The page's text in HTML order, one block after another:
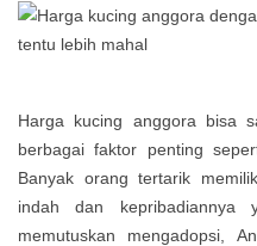
Harga kucing anggora bisa
berbagai faktor penting
Banyak orang tertarik
indah dan kepribadiannya
memutuskan mengadopsi,